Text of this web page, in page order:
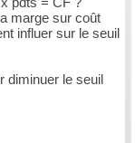
marge sur coût
influer sur le seuil
diminuer le seuil